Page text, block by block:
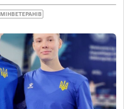
МІНВЕТЕРАНІВ